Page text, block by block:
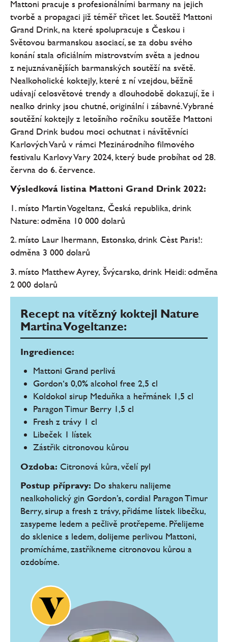
Mattoni pracuje s profesionálními barmany na jejich
tvorbě a propagaci již téměř třicet let. Soutěž Mattoni
Grand Drink, na které spolupracuje s Českou i
Světovou barmanskou asociací, se za dobu svého
konání stala oficiálním mistrovstvím světa a jednou
z nejuznávanějších barmanských soutěží na světě.
Nealkoholické koktejly, které z ní vzejdou, běžně
udávají celosvětové trendy a dlouhodobě dokazují, že i
nealko drinky jsou chutné, originální i zábavné. Vybrané
soutěžní koktejly z letošního ročníku soutěže Mattoni
Grand Drink budou moci ochutnat i návštěvníci
Karlových Varů v rámci Mezinárodního filmového
festivalu Karlovy Vary 2024, který bude probíhat od 28.
června do 6. července.
Výsledková listina Mattoni Grand Drink 2022:
1. místo Martin Vogeltanz, Česká republika, drink
Nature: odměna 10 000 dolarů
2. místo Laur Ihermann, Estonsko, drink Cèst Paris!:
odměna 3 000 dolarů
3. místo Matthew Ayrey, Švýcarsko, drink Heidi: odměna
2 000 dolarů
Recept na vítězný koktejl Nature
Martina Vogeltanze:
Ingredience:
Mattoni Grand perlivá
Gordon‘s 0,0% alcohol free 2,5 cl
Koldokol sirup Meduňka a heřmánek 1,5 cl
Paragon Timur Berry 1,5 cl
Fresh z trávy 1 cl
Libeček 1 lístek
Zástřik citronovou kůrou
Ozdoba: Citronová kůra, včelí pyl
Postup přípravy: Do shakeru nalijeme
nealkoholický gin Gordon’s, cordial Paragon Timur
Berry, sirup a fresh z trávy, přidáme lístek libečku,
zasypeme ledem a pečlivě protřepeme. Přelijeme
do sklenice s ledem, dolijeme perlivou Mattoni,
promícháme, zastříkneme citronovou kůrou a
ozdobíme.